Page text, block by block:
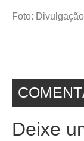
Foto:
Deixe